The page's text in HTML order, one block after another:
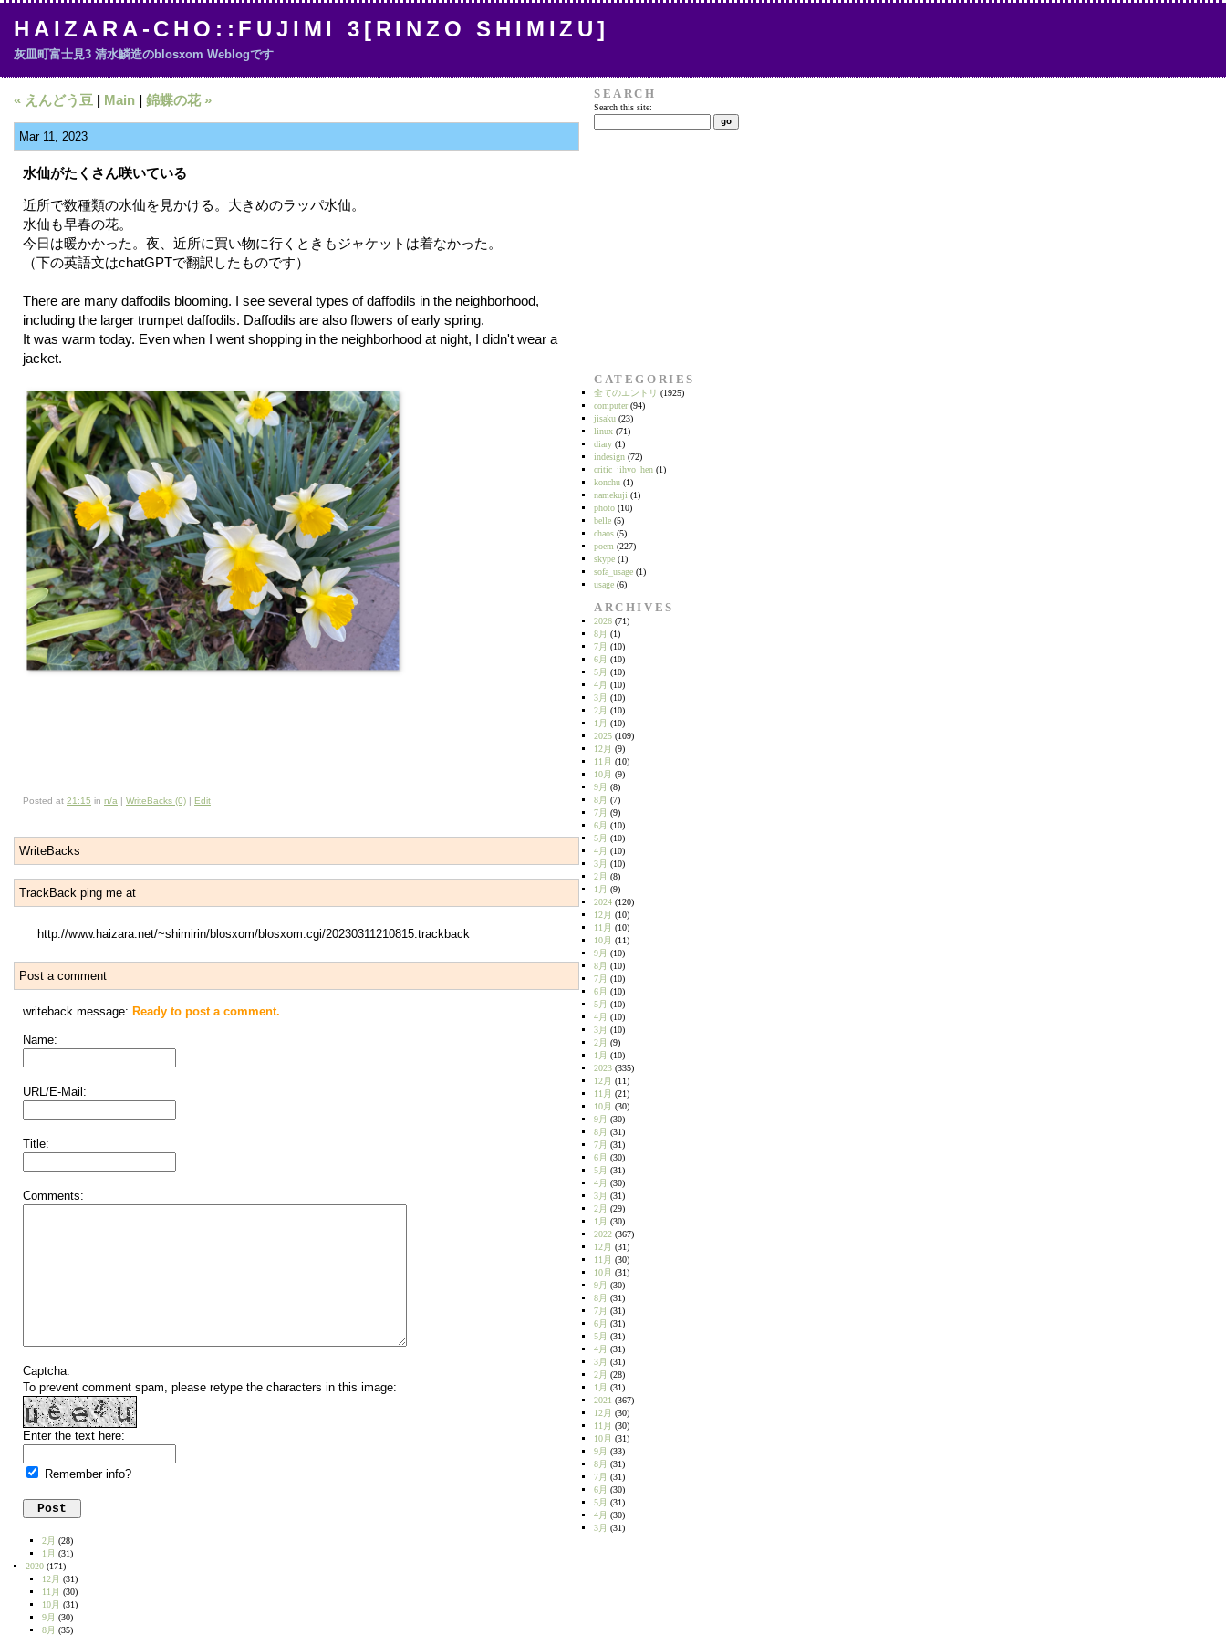
HAIZARA-CHO::FUJIMI 3[RINZO SHIMIZU]
灰皿町富士見3 清水鱗造のblosxom Weblogです
« えんどう豆 | Main | 錦蝶の花 »
Mar 11, 2023
水仙がたくさん咲いている
近所で数種類の水仙を見かける。大きめのラッパ水仙。
水仙も早春の花。
今日は暖かかった。夜、近所に買い物に行くときもジャケットは着なかった。
（下の英語文はchatGPTで翻訳したものです）
There are many daffodils blooming. I see several types of daffodils in the neighborhood,
including the larger trumpet daffodils. Daffodils are also flowers of early spring.
It was warm today. Even when I went shopping in the neighborhood at night, I didn't wear a
jacket.
Posted at 21:15 in n/a | WriteBacks (0) | Edit
WriteBacks
TrackBack ping me at
http://www.haizara.net/~shimirin/blosxom/blosxom.cgi/20230311210815.trackback
Post a comment
writeback message: Ready to post a comment.
Name:
URL/E-Mail:
Title:
Comments:
Captcha:
To prevent comment spam, please retype the characters in this image:
Enter the text here:
Remember info?
SEARCH
Search this site:
CATEGORIES
全てのエントリ (1925)
computer(94)
jisaku (23)
linux (71)
diary (1)
indesign (72)
critic_jihyo_hen (1)
konchu (1)
namekuji (1)
photo (10)
belle (5)
chaos (5)
poem (227)
skype (1)
sofa_usage (1)
usage (6)
ARCHIVES
2026 (71)
8月 (1)
7月 (10)
6月 (10)
5月 (10)
4月 (10)
3月 (10)
2月 (10)
1月 (10)
2025 (109)
12月 (9)
11月 (10)
10月 (9)
9月 (8)
8月 (7)
7月 (9)
6月 (10)
5月 (10)
4月 (10)
3月 (10)
2月 (8)
1月 (9)
2024 (120)
12月 (10)
11月 (10)
10月 (11)
9月 (10)
8月 (10)
7月 (10)
6月 (10)
5月 (10)
4月 (10)
3月 (10)
2月 (9)
1月 (10)
2023 (335)
12月 (11)
11月 (21)
10月 (30)
9月 (30)
8月 (31)
7月 (31)
6月 (30)
5月 (31)
4月 (30)
3月 (31)
2月 (29)
1月 (30)
2022 (367)
12月 (31)
11月 (30)
10月 (31)
9月 (30)
8月 (31)
7月 (31)
6月 (31)
5月 (31)
4月 (31)
3月 (31)
2月 (28)
1月 (31)
2021 (367)
12月 (30)
11月 (30)
10月 (31)
9月 (33)
8月 (31)
7月 (31)
6月 (30)
5月 (31)
4月 (30)
3月 (31)
2月 (28)
1月 (31)
2020 (171)
12月 (31)
11月 (30)
10月 (31)
9月 (30)
8月 (35)